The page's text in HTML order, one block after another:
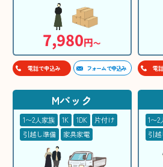
7,980円〜
電話で申込み フォームで申込み 電
Mパック
1〜2人家族 1K 1DK
片付け
引越し準備
家具家電
1〜2
引